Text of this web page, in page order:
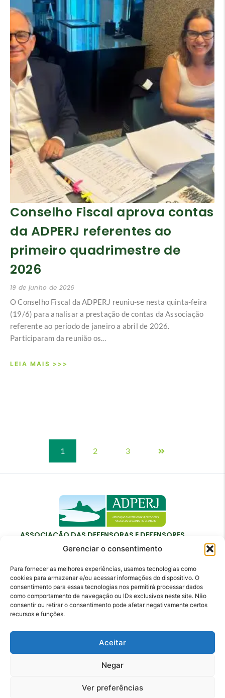
Gerenciar o consentimento
Para fornecer as melhores experiências, usamos tecnologias como
cookies para armazenar e/ou acessar informações do dispositivo. O
consentimento para essas tecnologias nos permitirá processar dados
como comportamento de navegação ou IDs exclusivos neste site. Não
consentir ou retirar o consentimento pode afetar negativamente certos
recursos e funções.
Aceitar
Negar
Ver preferências
Conselho Fiscal aprova contas
da ADPERJ referentes ao
primeiro quadrimestre de
2026
19 de junho de 2026
O Conselho Fiscal da ADPERJ reuniu-se nesta quinta-feira
(19/6) para analisar a prestação de contas da Associação
referente ao período de janeiro a abril de 2026.
Participaram da reunião os...
LEIA MAIS >>>
1 2 3
ASSOCIAÇÃO DAS DEFENSORAS E DEFENSORES
PÚBLICOS DO ESTADO DO RIO DE JANEIRO
Contato
adperj@adperj.com.br
(21) 2220-6022
Janeiro - RJ - CEP: 20011-020